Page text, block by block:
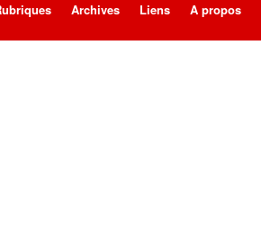
Archives Liens A propos